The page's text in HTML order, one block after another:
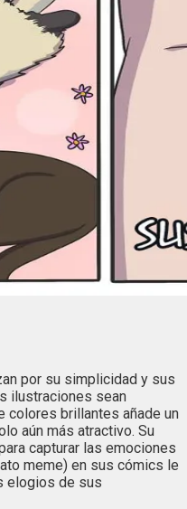
por su simplicidad y sus
ilustraciones sean
colores brillantes añade un
aún más atractivo. Su
capturar las emociones
meme) en sus cómics le
elogios de sus